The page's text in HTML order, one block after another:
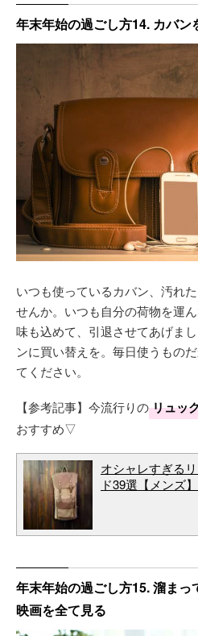
年末年始の過ごし方14. カバン
いつも使っているカバン、汚れ
せんか。いつも自分の荷物を運
味も込めて、引退させてあげま
ンに買い替えを。毎日使うもの
てください。
【参考記事】今流行りのリュッ
おすすめ▽
オシャレすぎる
ド39選【メンズ】
年末年始の過ごし方15. 溜まっ
映画を全て見る